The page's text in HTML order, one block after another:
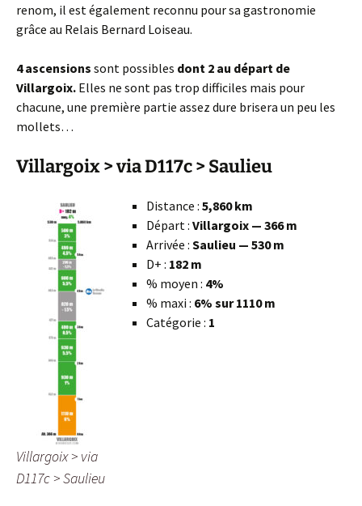
renom, il est également reconnu pour sa gastronomie
grâce au Relais Bernard Loiseau.
4 ascensions sont possibles dont 2 au départ de
Villargoix. Elles ne sont pas trop difficiles mais pour
chacune, une première partie assez dure brisera un peu les
mollets…
Villargoix > via D117c > Saulieu
Villargoix > via
D117c > Saulieu
Distance : 5,860 km
Départ : Villargoix — 366 m
Arrivée : Saulieu — 530 m
D+ : 182 m
% moyen : 4%
% maxi : 6% sur 1110 m
Catégorie : 1